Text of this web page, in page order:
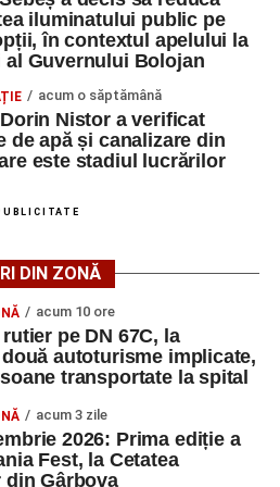
pentru stabilirea tuturor
produs accidentul, în cadrul unui
săvârșirea infracțiunii de
DN 67C, la Martinie: două
patru persoane
energie verde la Sebeș:
67,4 MWp și baterii de 181 MWh
iluminatului public pe
în contextul apelului la
al Guvernului Bolojan
acum o săptămână
Nistor a verificat
de apă și canalizare din
este stadiul lucrărilor
DIN ZONĂ
acum 10 ore
pe DN 67C, la
autoturisme implicate,
transportate la spital
acum 3 zile
2026: Prima ediție a
Fest, la Cetatea
din Gârbova